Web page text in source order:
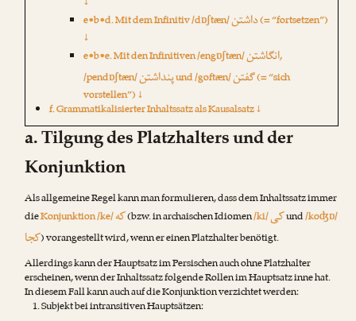
e•b•d. Mit dem Infinitiv /dɒʃtæn/داشتن(= “fortsetzen”)
↓
e•b•e. Mit den Infinitiven /engɒʃtæn/انگاشتن,
/pendɒʃtæn/پنداشتنund /goftæn/گفتن(= “sich
vorstellen”) ↓
f. Grammatikalisierter Inhaltssatz als Kausalsatz ↓
a. Tilgung des Platzhalters und der
Konjunktion
Als allgemeine Regel kann man formulieren, dass dem Inhaltssatz immer
dieKonjunktion /ke/که(bzw. in archaischen Idiomen/ki/کیund/koʤɒ/
کجا) vorangestellt wird, wenn er einen Platzhalter benötigt.
Allerdings kann der Hauptsatz im Persischen auch ohne Platzhalter
erscheinen, wenn der Inhaltssatz folgende Rollen im Hauptsatz inne hat.
In diesem Fall kann auch auf die Konjunktion verzichtet werden:
Subjekt bei intransitiven Hauptsätzen: